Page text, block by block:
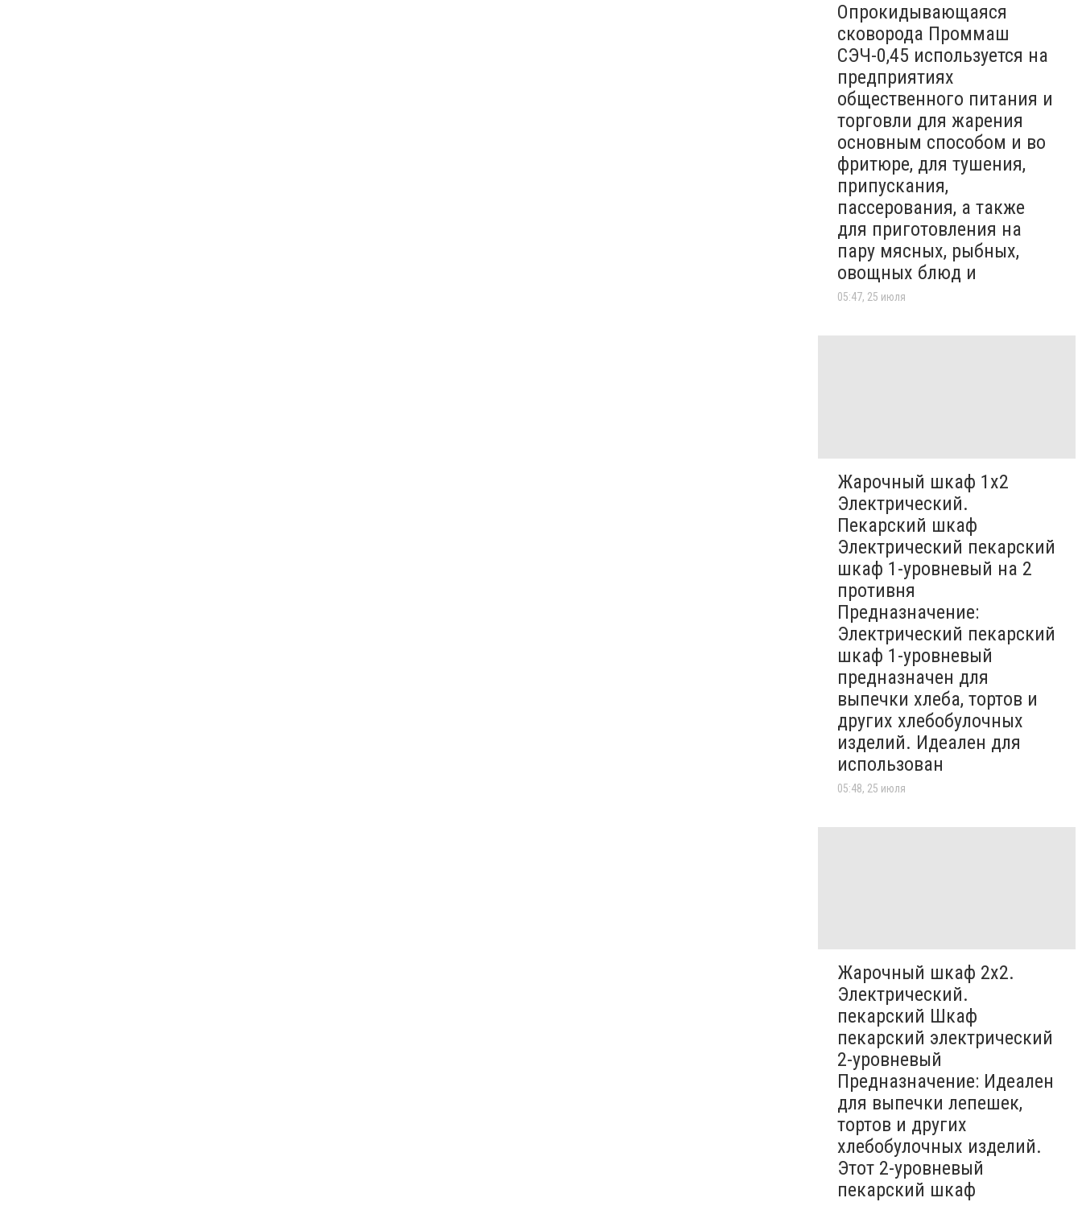
Опрокидывающаяся
сковорода Проммаш
СЭЧ-0,45 используется на
предприятиях
общественного питания и
торговли для жарения
основным способом и во
фритюре, для тушения,
припускания,
пассерования, а также
для приготовления на
пару мясных, рыбных,
овощных блюд и
05:47, 25 июля
Жарочный шкаф 1х2
Электрический.
Пекарский шкаф
Электрический пекарский
шкаф 1-уровневый на 2
противня
Предназначение:
Электрический пекарский
шкаф 1-уровневый
предназначен для
выпечки хлеба, тортов и
других хлебобулочных
изделий. Идеален для
использован
05:48, 25 июля
Жарочный шкаф 2х2.
Электрический.
пекарский Шкаф
пекарский электрический
2-уровневый
Предназначение: Идеален
для выпечки лепешек,
тортов и других
хлебобулочных изделий.
Этот 2-уровневый
пекарский шкаф